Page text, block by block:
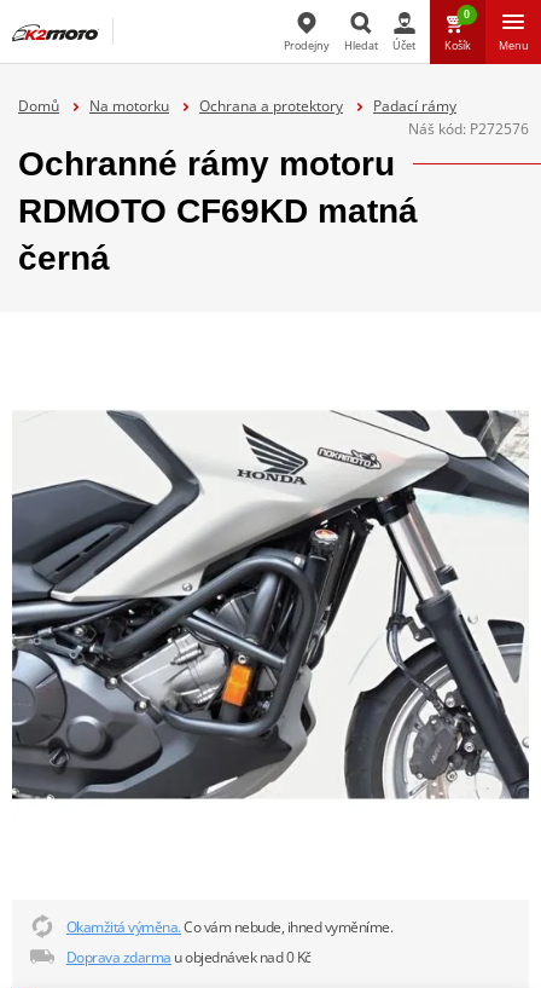
Hledat
Prodejny Hledat Účet
0
Košík Menu
Domů Na motorku Ochrana a protektory
Padací rámy
Náš kód: P272576
Ochranné rámy motoru
RDMOTO CF69KD matná
černá
Okamžitá výměna.Co vám nebude, ihned vyměníme.
Doprava zdarma u objednávek nad 0 Kč